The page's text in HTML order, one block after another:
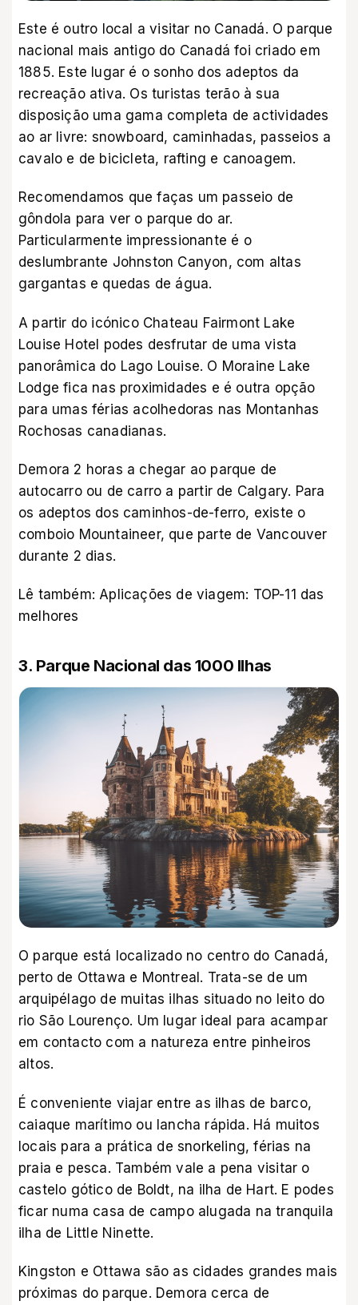
Este é outro local a visitar no Canadá. O parque
nacional mais antigo do Canadá foi criado em
1885. Este lugar é o sonho dos adeptos da
recreação ativa. Os turistas terão à sua
disposição uma gama completa de actividades
ao ar livre: snowboard, caminhadas, passeios a
cavalo e de bicicleta, rafting e canoagem.
Recomendamos que faças um passeio de
gôndola para ver o parque do ar.
Particularmente impressionante é o
deslumbrante Johnston Canyon, com altas
gargantas e quedas de água.
A partir do icónico Chateau Fairmont Lake
Louise Hotel podes desfrutar de uma vista
panorâmica do Lago Louise. O Moraine Lake
Lodge fica nas proximidades e é outra opção
para umas férias acolhedoras nas Montanhas
Rochosas canadianas.
Demora 2 horas a chegar ao parque de
autocarro ou de carro a partir de Calgary. Para
os adeptos dos caminhos-de-ferro, existe o
comboio Mountaineer, que parte de Vancouver
durante 2 dias.
Lê também: Aplicações de viagem: TOP-11 das
melhores
3. Parque Nacional das 1000 Ilhas
O parque está localizado no centro do Canadá,
perto de Ottawa e Montreal. Trata-se de um
arquipélago de muitas ilhas situado no leito do
rio São Lourenço. Um lugar ideal para acampar
em contacto com a natureza entre pinheiros
altos.
É conveniente viajar entre as ilhas de barco,
caiaque marítimo ou lancha rápida. Há muitos
locais para a prática de snorkeling, férias na
praia e pesca. Também vale a pena visitar o
castelo gótico de Boldt, na ilha de Hart. E podes
ficar numa casa de campo alugada na tranquila
ilha de Little Ninette.
Kingston e Ottawa são as cidades grandes mais
próximas do parque. Demora cerca de